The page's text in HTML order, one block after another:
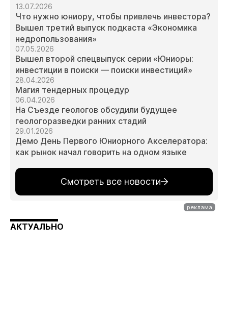
13.07.2026
Что нужно юниору, чтобы привлечь инвестора?
Вышел третий выпуск подкаста «Экономика
недропользования»
07.05.2026
Вышел второй спецвыпуск серии «Юниоры:
инвестиции в поиски — поиски инвестиций»
28.04.2026
Магия тендерных процедур
06.04.2026
На Съезде геологов обсудили будущее
геологоразведки ранних стадий
29.01.2026
Демо День Первого Юниорного Акселератора:
как рынок начал говорить на одном языке
Смотреть все новости
АКТУАЛЬНО